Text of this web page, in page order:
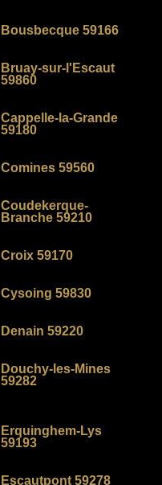
Bousbecque 59166
Bruay-sur-l'Escaut
59860
Cappelle-la-Grande
59180
Comines 59560
Coudekerque-
Branche 59210
Croix 59170
Cysoing 59830
Denain 59220
Douchy-les-Mines
59282
Erquinghem-Lys
59193
Escautpont 59278